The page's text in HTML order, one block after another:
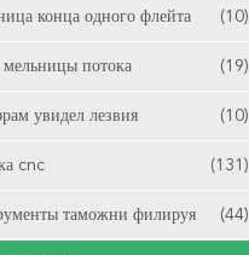
конца одного флейта (10)
мельницы потока (19)
увидел лезвия (10)
cnc (131)
таможни филируя (44)